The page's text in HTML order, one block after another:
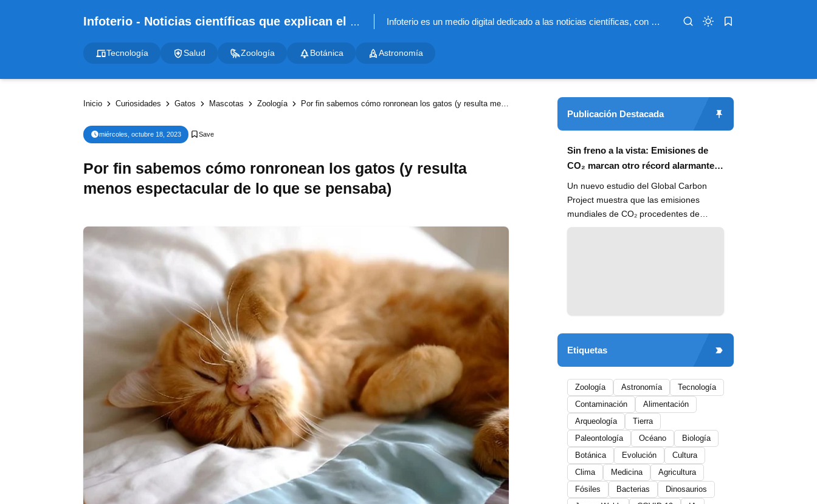
Infoterio - Noticias científicas que explican el mundo Infoterio es un medio digital dedicado a las noticias científicas, con artículos extensos y bien documentados sobre salud, medioambiente, tecnología, espacio, psicología, evolución y más. Nuestro objetivo es hacer accesible el conocimiento científico a lectores de habla hispana en todo el mundo, con información actualizada, fuentes confiables y explicaciones claras que conectan la ciencia con la vida cotidiana.
Tecnología Salud Zoología Botánica Astronomía
Inicio Curiosidades Gatos Mascotas Zoología Por fin sabemos cómo ronronean los gatos (y resulta menos espectacular de lo que se pensaba)
miércoles, octubre 18, 2023
Por fin sabemos cómo ronronean los gatos (y resulta
menos espectacular de lo que se pensaba)
Publicación Destacada
Sin freno a la vista: Emisiones de
CO₂ marcan otro récord alarmante
en 2024
Un nuevo estudio del Global Carbon
Project muestra que las emisiones
mundiales de CO₂ procedentes de
combustibles fósiles han alcanzado un
Etiquetas
Zoología Astronomía
Tecnología
Contaminación
Alimentación
Arqueología
Tierra
Paleontología
Océano
Biología
Botánica
Evolución
Cultura
Clima
Medicina
Agricultura
Fósiles
Bacterias
Dinosaurios